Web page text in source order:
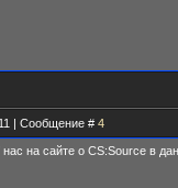
| Сообщение # 4
на сайте о CS:Source в